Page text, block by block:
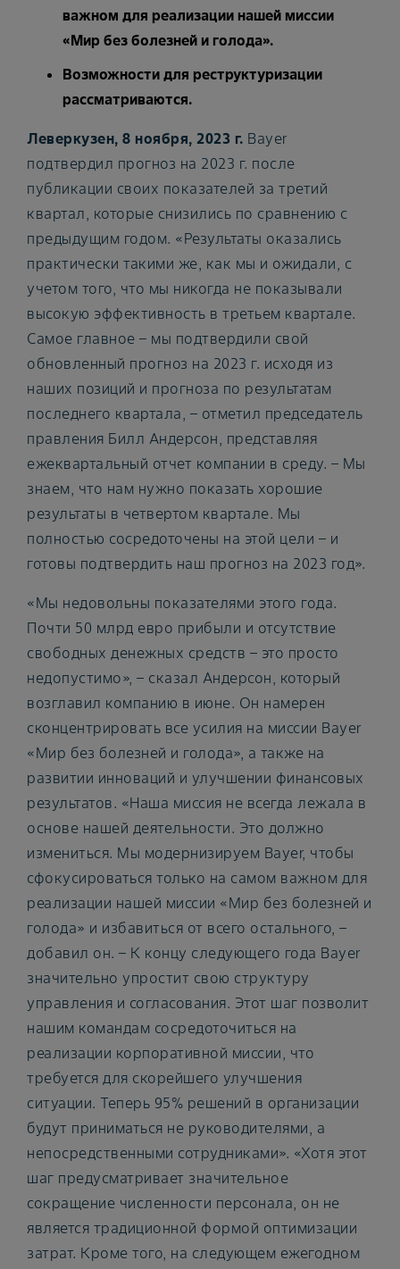
важном для реализации нашей миссии
«Мир без болезней и голода».
Возможности для реструктуризации
рассматриваются.
Леверкузен, 8 ноября, 2023 г. Bayer
подтвердил прогноз на 2023 г. после
публикации своих показателей за третий
квартал, которые снизились по сравнению с
предыдущим годом. «Результаты оказались
практически такими же, как мы и ожидали, с
учетом того, что мы никогда не показывали
высокую эффективность в третьем квартале.
Самое главное – мы подтвердили свой
обновленный прогноз на 2023 г. исходя из
наших позиций и прогноза по результатам
последнего квартала, – отметил председатель
правления Билл Андерсон, представляя
ежеквартальный отчет компании в среду. – Мы
знаем, что нам нужно показать хорошие
результаты в четвертом квартале. Мы
полностью сосредоточены на этой цели – и
готовы подтвердить наш прогноз на 2023 год».
«Мы недовольны показателями этого года.
Почти 50 млрд евро прибыли и отсутствие
свободных денежных средств – это просто
недопустимо», – сказал Андерсон, который
возглавил компанию в июне. Он намерен
сконцентрировать все усилия на миссии Bayer
«Мир без болезней и голода», а также на
развитии инноваций и улучшении финансовых
результатов. «Наша миссия не всегда лежала в
основе нашей деятельности. Это должно
измениться. Мы модернизируем Bayer, чтобы
сфокусироваться только на самом важном для
реализации нашей миссии «Мир без болезней и
голода» и избавиться от всего остального, –
добавил он. – К концу следующего года Bayer
значительно упростит свою структуру
управления и согласования. Этот шаг позволит
нашим командам сосредоточиться на
реализации корпоративной миссии, что
требуется для скорейшего улучшения
ситуации. Теперь 95% решений в организации
будут приниматься не руководителями, а
непосредственными сотрудниками». «Хотя этот
шаг предусматривает значительное
сокращение численности персонала, он не
является традиционной формой оптимизации
затрат. Кроме того, на следующем ежегодном